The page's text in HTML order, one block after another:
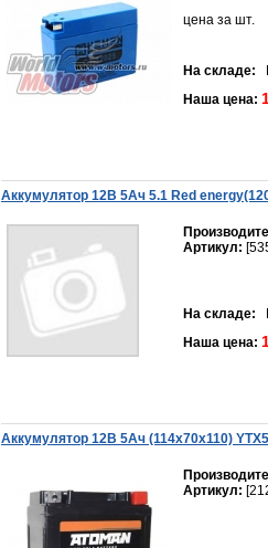
цена за шт.
На складе:
Наша цена:
Аккумулятор 12В 5Ач 5.1 Red
Артикул:
На складе:
Наша цена:
Аккумулятор 12В 5Ач (114х70x110)
Артикул: